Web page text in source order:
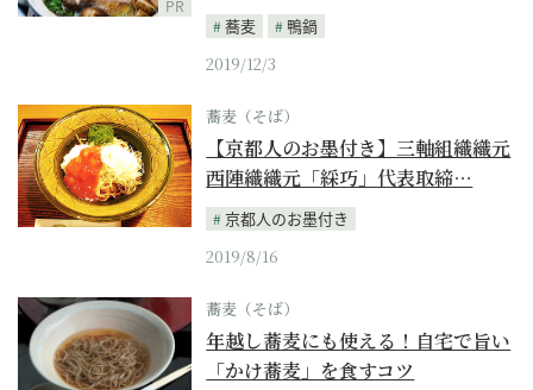
PR
蕎麦
鴨鍋
2019/12/3
蕎麦（そば）
【京都人のお墨付き】三軸組織織元
西陣織織元「綵巧」代表取締…
京都人のお墨付き
2019/8/16
蕎麦（そば）
年越し蕎麦にも使える！自宅で旨い
「かけ蕎麦」を食すコツ